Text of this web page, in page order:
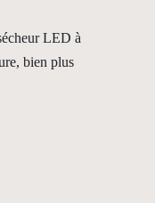
LED à
bien plus